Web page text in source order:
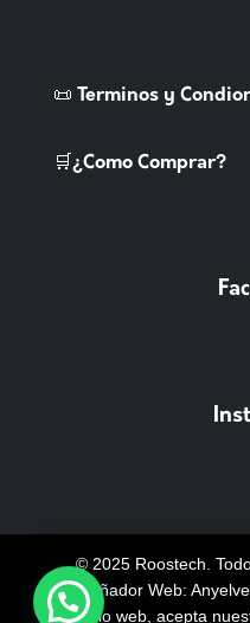
📜 Terminos y
🛒¿Como Comprar?
© 2025 Roostech.
Diseñador Web:
sitio web, acepta